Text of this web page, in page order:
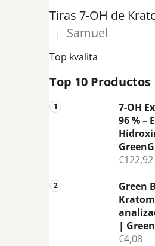
La valoración del
| Samuel
Top kvalita
Top 10 Productos
7-OH
96 % –
€122,92
Green
|
€4,08